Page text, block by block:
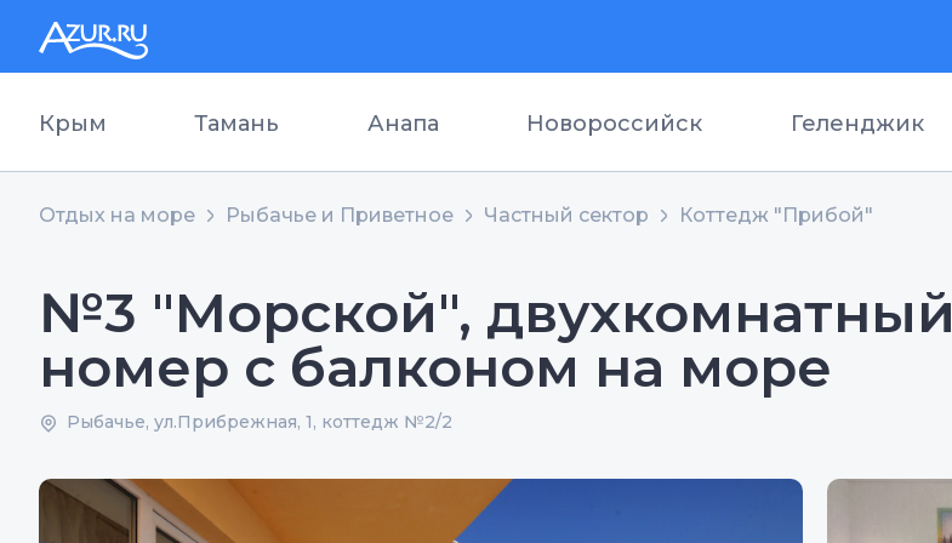
Крым Тамань Анапа Новороссийск Геленджик
Отдых на море Рыбачье и Приветное Частный сектор Коттедж "Прибой"
№3 "Морской", двухкомнатный
номер с балконом на море
Рыбачье, ул.Прибрежная, 1, коттедж №2/2